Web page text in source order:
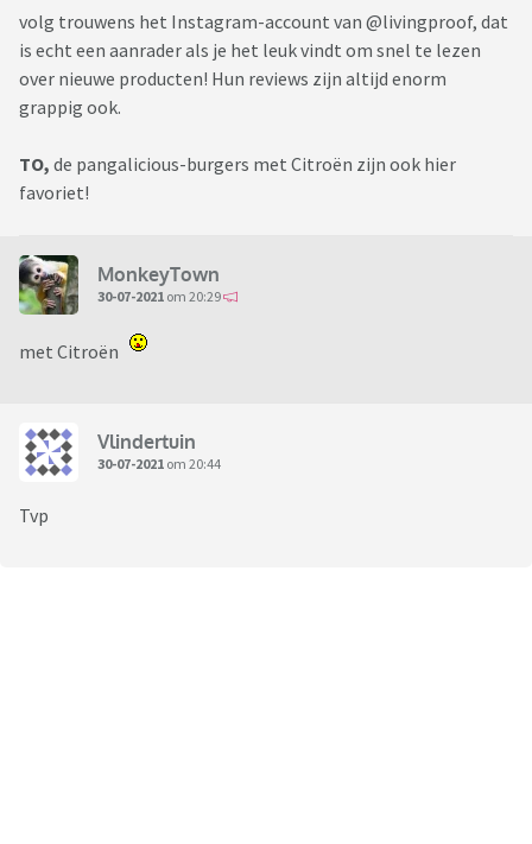
volg trouwens het Instagram-account van @livingproof, dat
is echt een aanrader als je het leuk vindt om snel te lezen
over nieuwe producten! Hun reviews zijn altijd enorm
grappig ook.
TO, de pangalicious-burgers met Citroën zijn ook hier
favoriet!
MonkeyTown
30-07-2021 om 20:29
met Citroën
Vlindertuin
30-07-2021 om 20:44
Tvp